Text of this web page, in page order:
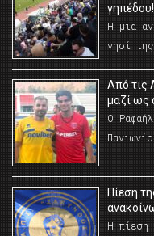
γηπέδου!
Η μια
νησί
Από τις
μαζί ως
Ο
Πίεση
Η πίεση